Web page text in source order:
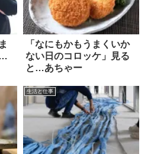
…
「なにもかもうまくいか
ない日のコロッケ」見る
と…あちゃー
生活と仕事